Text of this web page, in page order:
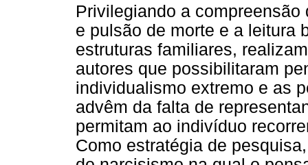
Privilegiando a
e pulsão de morte e a leitura
estruturas familiares,
autores que possibilitaram
individualismo extremo e as
advêm da falta de
permitam ao indivíduo
Como estratégia de